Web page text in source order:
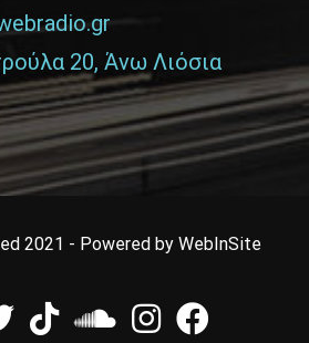
20, Άνω Λιόσια
2021 - Powered by WebInSite